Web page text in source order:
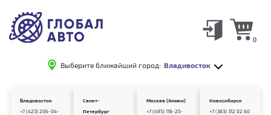
Выберите ближайший город: Владивосток
0
Владивосток
+7 (423) 206-04-
Санкт-
Петербург
Москва (Химки)
+7 (495) 118-20-
Новосибирск
+7 (383) 312 02 60